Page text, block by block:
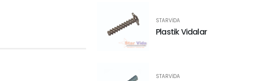
STARVIDA
Plastik Vidalar
STARVIDA